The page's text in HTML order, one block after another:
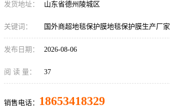
发货地址： 山东省德州陵城区
关键词： 国外商超地毯保护膜地毯保护膜生产厂家
发布日期： 2026-08-06
阅 读 量： 37
销售电话： 18653418329